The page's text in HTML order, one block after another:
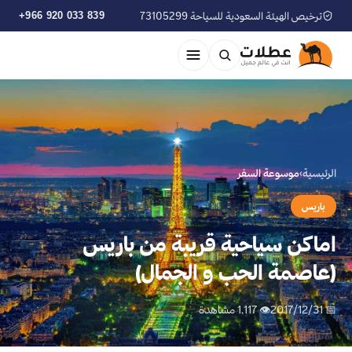
ترخيص الهيئة السعودية للسياحة 73105299 +966 920 033 839
الرئيسية›موسوعة السفر
باريس
اماكن سياحية قريبة من باريس
(عاصمة الحب و الجمال)
📅 2017/12/31 👁 1,117 مشاهدة